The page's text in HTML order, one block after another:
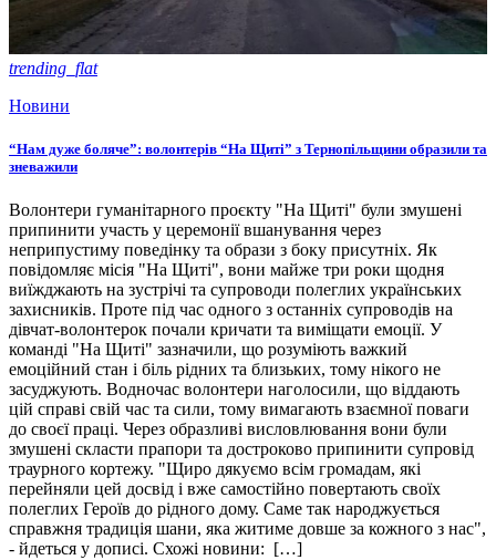
trending_flat
Новини
“Нам дуже боляче”: волонтерів “На Щиті” з Тернопільщини образили та
зневажили
Волонтери гуманітарного проєкту "На Щиті" були змушені
припинити участь у церемонії вшанування через
неприпустиму поведінку та образи з боку присутніх. Як
повідомляє місія "На Щиті", вони майже три роки щодня
виїжджають на зустрічі та супроводи полеглих українських
захисників. Проте під час одного з останніх супроводів на
дівчат-волонтерок почали кричати та виміщати емоції. У
команді "На Щиті" зазначили, що розуміють важкий
емоційний стан і біль рідних та близьких, тому нікого не
засуджують. Водночас волонтери наголосили, що віддають
цій справі свій час та сили, тому вимагають взаємної поваги
до своєї праці. Через образливі висловлювання вони були
змушені скласти прапори та достроково припинити супровід
траурного кортежу. "Щиро дякуємо всім громадам, які
перейняли цей досвід і вже самостійно повертають своїх
полеглих Героїв до рідного дому. Саме так народжується
справжня традиція шани, яка житиме довше за кожного з нас",
- йдеться у дописі. Схожі новини: […]